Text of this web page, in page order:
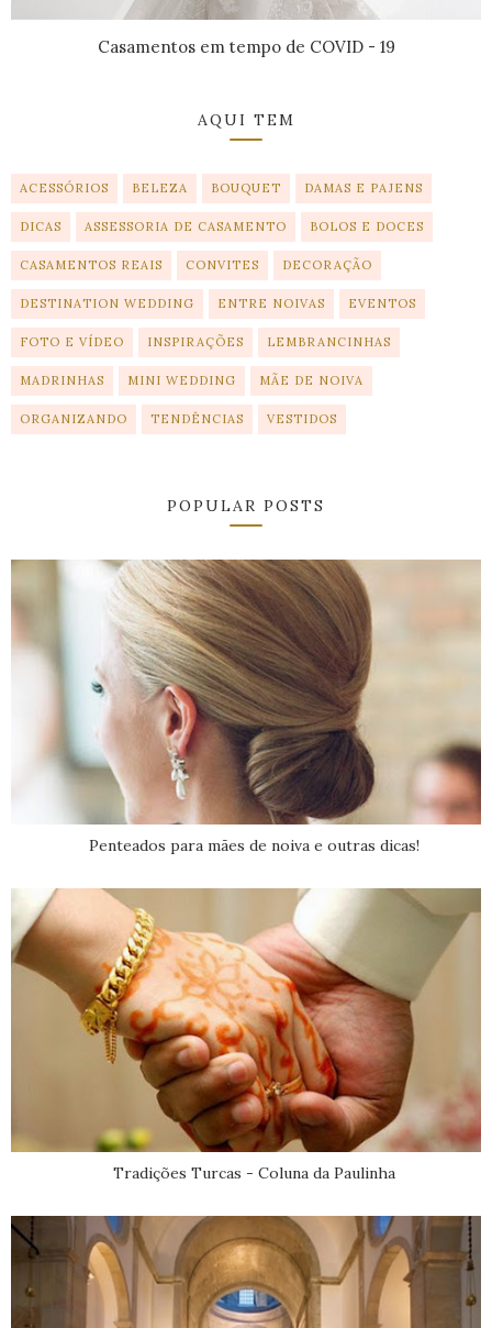
Casamentos em tempo de COVID - 19
AQUI TEM
ACESSÓRIOS BELEZA BOUQUET DAMAS E PAJENS
DICAS ASSESSORIA DE CASAMENTO BOLOS E DOCES
CASAMENTOS REAIS CONVITES DECORAÇÃO
DESTINATION WEDDING ENTRE NOIVAS EVENTOS
FOTO E VÍDEO INSPIRAÇÕES LEMBRANCINHAS
MADRINHAS MINI WEDDING MÃE DE NOIVA
ORGANIZANDO TENDÊNCIAS VESTIDOS
POPULAR POSTS
Penteados para mães de noiva e outras dicas!
Tradições Turcas - Coluna da Paulinha